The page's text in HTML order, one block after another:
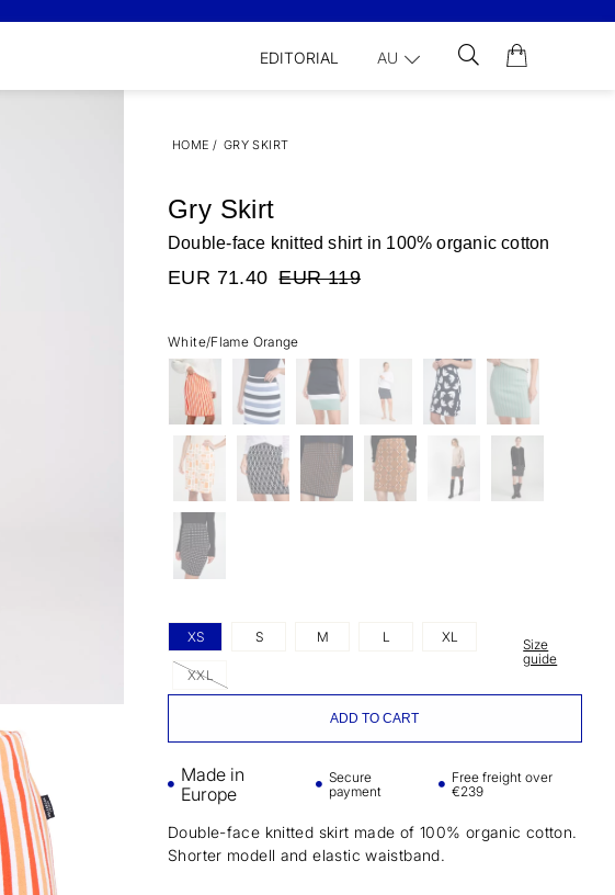
EDITORIAL AU
HOME / GRY SKIRT
Gry Skirt
Double-face knitted shirt in 100% organic cotton
EUR 71.40 EUR 119
White/Flame Orange
XS S M L XL
XXL
Size
guide
ADD TO CART
Made in
Europe
Secure
payment
Free freight over
€239
Double-face knitted skirt made of 100% organic cotton.
Shorter modell and elastic waistband.